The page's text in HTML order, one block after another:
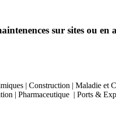
sur sites ou
| Construction | Maladie
| Pharmaceutique | Ports &